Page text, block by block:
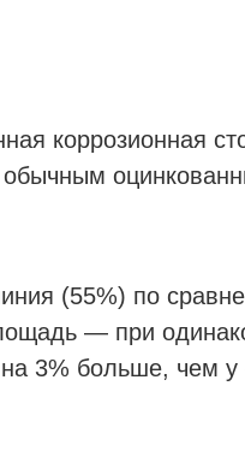
коррозионная
(55%) по
— при
3% больше, чем у